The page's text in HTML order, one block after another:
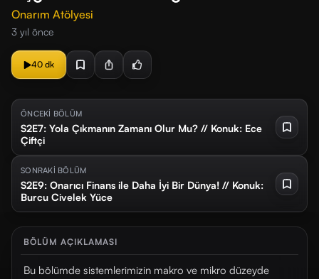
Onarım Atölyesi
3 yıl önce
40 dk
ÖNCEKİ BÖLÜM
S2E7: Yola Çıkmanın Zamanı Olur Mu? // Konuk: Ece
Çiftçi
SONRAKİ BÖLÜM
S2E9: Onarıcı Finans ile Daha İyi Bir Dünya! // Konuk:
Burcu Civelek Yüce
BÖLÜM AÇIKLAMASI
Bu bölümde sistemlerimizin makro ve mikro düzeyde